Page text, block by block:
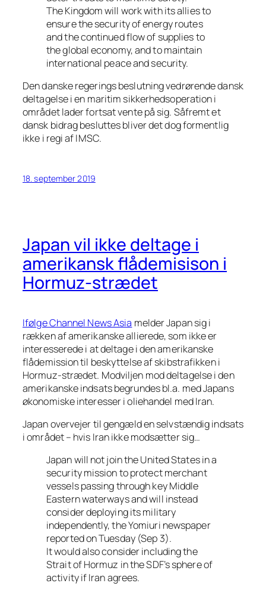
ensure the security of energy routes
and the continued flow of supplies to
the global economy, and to maintain
international peace and security.
Den danske regerings beslutning vedrørende dansk
deltagelse i en maritim sikkerhedsoperation i
området lader fortsat vente på sig. Såfremt et
dansk bidrag besluttes bliver det dog formentlig
ikke i regi af IMSC.
18. september 2019
Japan vil ikke deltage i
amerikansk flådemisison i
Hormuz-strædet
Ifølge Channel News Asia melder Japan sig i
rækken af amerikanske allierede, som ikke er
interesserede i at deltage i den amerikanske
flådemission til beskyttelse af skibstrafikken i
Hormuz-strædet. Modviljen mod deltagelse i den
amerikanske indsats begrundes bl.a. med Japans
økonomiske interesser i oliehandel med Iran.
Japan overvejer til gengæld en selvstændig indsats
i området – hvis Iran ikke modsætter sig…
Japan will not join the United States in a
security mission to protect merchant
vessels passing through key Middle
Eastern waterways and will instead
consider deploying its military
independently, the Yomiuri newspaper
reported on Tuesday (Sep 3).
It would also consider including the
Strait of Hormuz in the SDF’s sphere of
activity if Iran agrees.